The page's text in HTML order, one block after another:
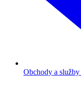
Obchody a služby